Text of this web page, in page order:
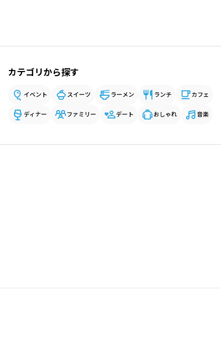
カテゴリから探す
イベント スイーツ ラーメン ランチ カフェ
ディナー ファミリー デート おしゃれ 音楽